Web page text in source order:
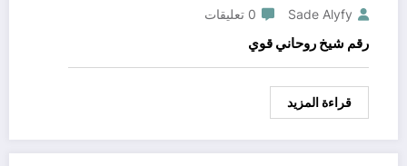
Sade Alyfy 0 تعليقات
رقم شيخ روحاني قوي
قراءة المزيد